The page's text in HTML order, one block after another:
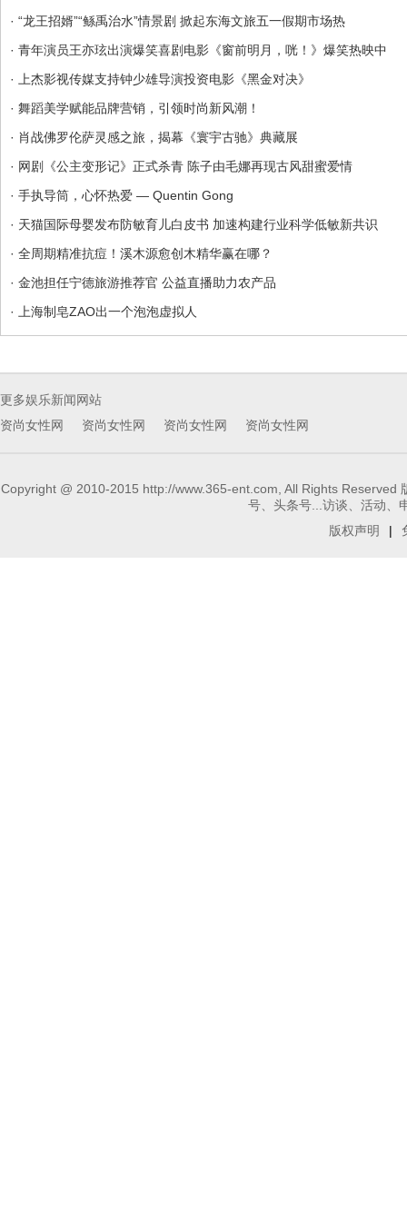
· “龙王招婿”“鲧禹治水”情景剧 掀起东海文旅五一假期市场热
· 青年演员王亦玹出演爆笑喜剧电影《窗前明月，咣！》爆笑热映中
· 上杰影视传媒支持钟少雄导演投资电影《黑金对决》
· 舞蹈美学赋能品牌营销，引领时尚新风潮！
· 肖战佛罗伦萨灵感之旅，揭幕《寰宇古驰》典藏展
· 网剧《公主变形记》正式杀青 陈子由毛娜再现古风甜蜜爱情
· 手执导筒，心怀热爱 — Quentin Gong
· 天猫国际母婴发布防敏育儿白皮书 加速构建行业科学低敏新共识
· 全周期精准抗痘！溪木源愈创木精华赢在哪？
· 金池担任宁德旅游推荐官 公益直播助力农产品
· 上海制皂ZAO出一个泡泡虚拟人
更多娱乐新闻网站
资尚女性网
资尚女性网 资尚女性网 资尚女性网
Copyright @ 2010-2015 http://www.365-ent.com, All Rights
号、头条号...访谈、活动、
版权声明
|